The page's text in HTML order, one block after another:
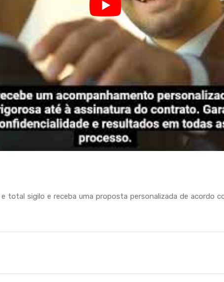
total sigilo e receba uma proposta personalizada de acordo